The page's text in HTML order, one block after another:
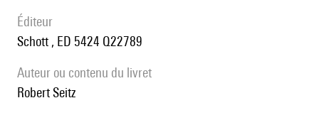
éditeur
Schott , ED 5424 Q22789
Auteur ou contenu du livret
Robert Seitz